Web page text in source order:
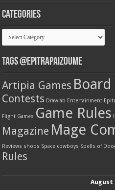
Categories
Categories
Tags @Epitrapaizoume
Artipia Games
Contests Drawlab Entertainment
Flight Games Game Rules
Magazine Mage
Reviews shops Space cowboys Spells of
Rules
August